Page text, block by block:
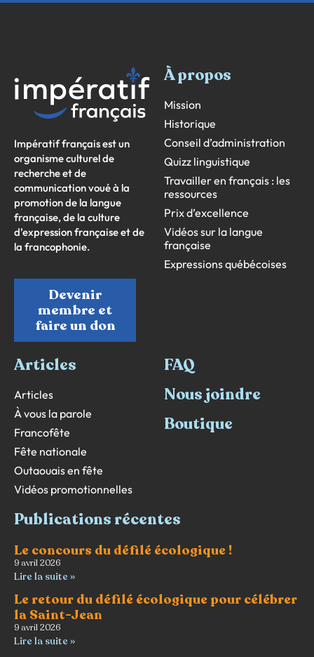
Impératif français est un
organisme culturel de
recherche et de
communication voué à la
promotion de la langue
française, de la culture
d’expression française et de
la francophonie.
Devenir
membre et
faire un don
À propos
Mission
Historique
Conseil d’administration
Quizz linguistique
Travailler en français : les
ressources
Prix d’excellence
Vidéos sur la langue
française
Expressions québécoises
Articles
Articles
À vous la parole
Francofête
Fête nationale
Outaouais en fête
Vidéos promotionnelles
FAQ
Nous joindre
Boutique
Publications récentes
Le concours du défilé écologique !
9 avril 2026
Lire la suite »
Le retour du défilé écologique pour célébrer
la Saint-Jean
9 avril 2026
Lire la suite »